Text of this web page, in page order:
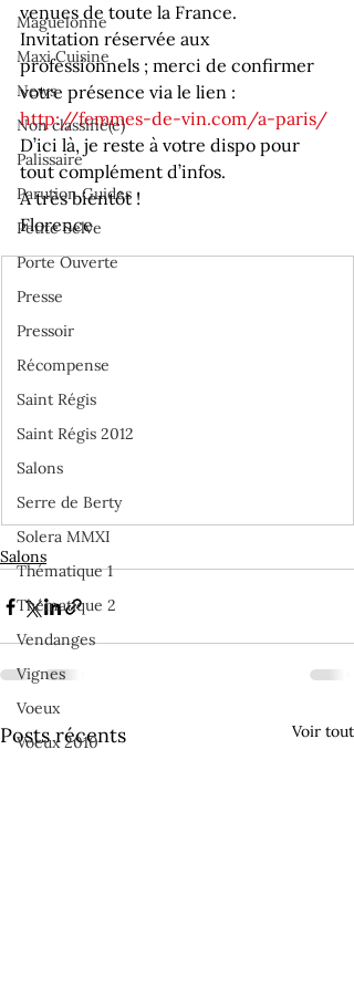
Maguelonne
Maxi Cuisine
News
Non classifié(e)
Palissaire
Parution Guides
Petite Selve
Porte Ouverte
Presse
Pressoir
Récompense
Saint Régis
Saint Régis 2012
Salons
Serre de Berty
Solera MMXI
Thématique 1
Thématique 2
Vendanges
Vignes
Voeux
Voeux 2010
venues de toute la France.
Invitation réservée aux
professionnels ; merci de confirmer
votre présence via le lien :
http://femmes-de-vin.com/a-paris/
D’ici là, je reste à votre dispo pour
tout complément d’infos.
A très bientôt !
Florence
Salons
Posts récents Voir tout